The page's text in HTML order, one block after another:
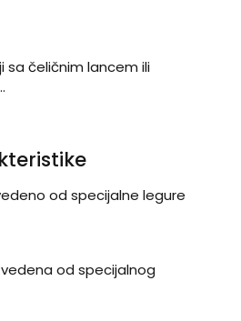
sa čeličnim lancem ili
od specijalne legure
od specijalnog